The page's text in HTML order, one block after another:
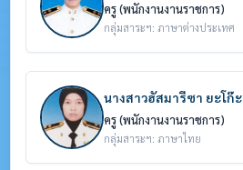
ครู (พนักงานงานราชการ)
กลุ่มสาระฯ: ภาษาต่างประเทศ
นางสาวฮัสมารีซา ยะโก๊ะ
ครู (พนักงานงานราชการ)
กลุ่มสาระฯ: ภาษาไทย